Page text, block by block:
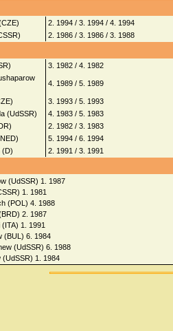
2. 1994 / 3. 1994 / 4. 1994
2. 1986 / 3. 1986 / 3. 1988
3. 1982 / 4. 1982
4. 1989 / 5. 1989
3. 1993 / 5. 1993
(UdSSR)
4. 1983 / 5. 1983
2. 1982 / 3. 1983
5. 1994 / 6. 1994
(D)
2. 1991 / 3. 1991
(UdSSR) 1. 1987
1. 1981
(POL) 4. 1988
2. 1987
1. 1991
(BUL) 6. 1984
(UdSSR) 6. 1988
(UdSSR) 1. 1984